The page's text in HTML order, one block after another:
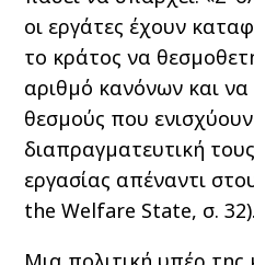
οι εργάτες έχουν
το κράτος να
αριθμό κανόνων και να
θεσμούς που
διαπραγματευτική
εργασίας απέναντι
the Welfare State, σ. 32).